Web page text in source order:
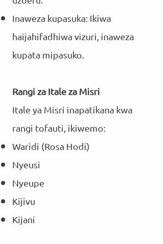
Inaweza kupasuka: Ikiwa
haijahifadhiwa vizuri, inaweza
kupata mipasuko.
Rangi za Itale za Misri
Itale ya Misri inapatikana kwa
rangi tofauti, ikiwemo:
Waridi (Rosa Hodi)
Nyeusi
Nyeupe
Kijivu
Kijani